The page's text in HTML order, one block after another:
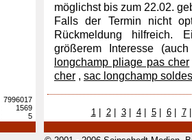
möglichst bis zum 22.02.
Falls der Termin nicht
Rückmeldung hilfreich.
größerem Interesse
longchamp pliage pas cher
cher , sac longchamp soldes
1| 2| 3| 4| 5| 6| 7
7996017
1569
5